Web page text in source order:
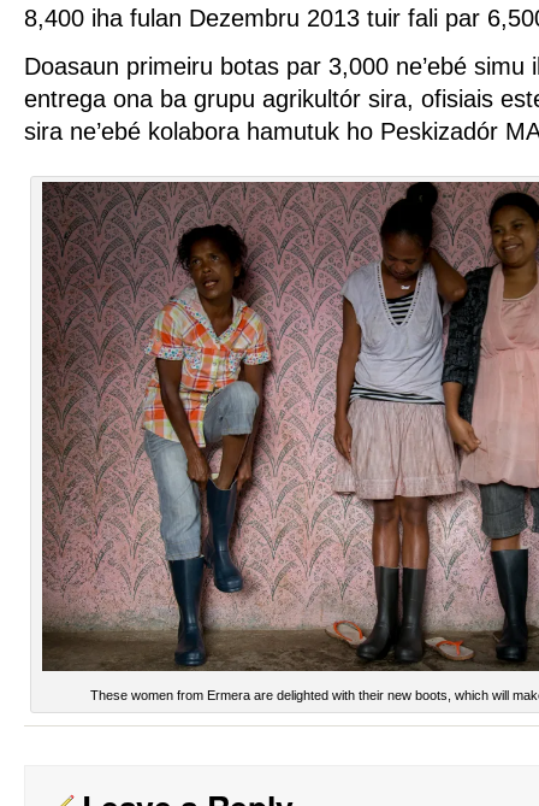
8,400 iha fulan Dezembru 2013 tuir fali par
Doasaun primeiru botas par 3,000 ne’ebé simu
entrega ona ba grupu agrikultór sira, ofisiais
sira ne’ebé kolabora hamutuk ho Peskizadór
These women from Ermera are delighted with their new boots, which will